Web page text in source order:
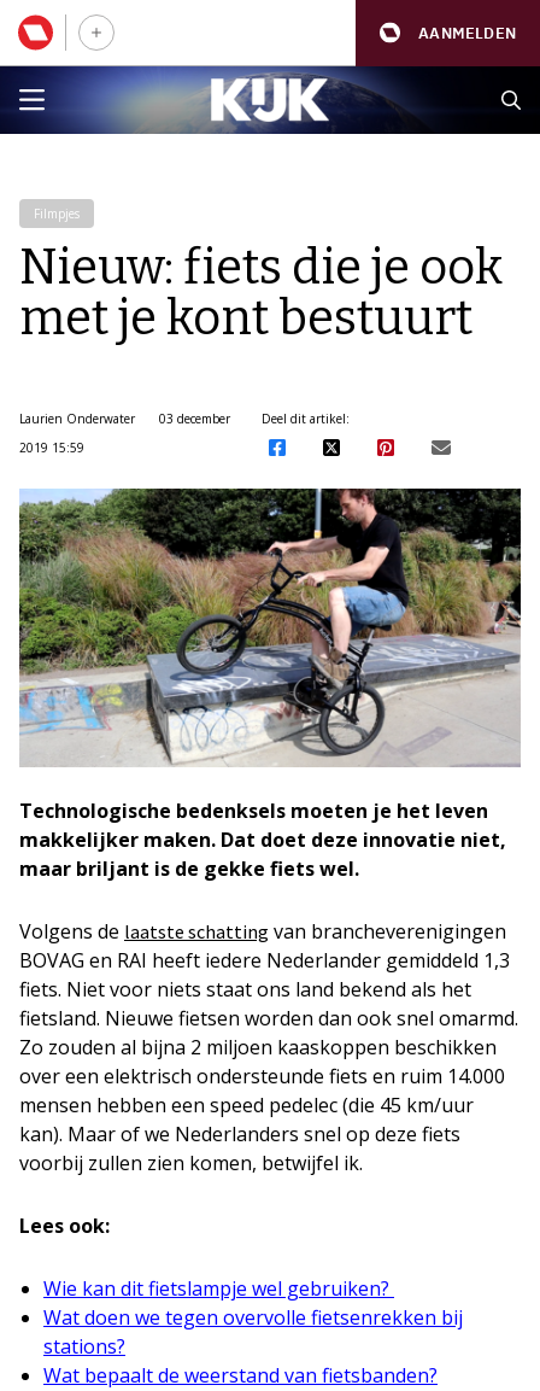
AANMELDEN
Filmpjes
Nieuw: fiets die je ook
met je kont bestuurt
Laurien Onderwater
03 december
2019 15:59
Deel dit artikel:
Technologische bedenksels moeten je het leven
makkelijker maken. Dat doet deze innovatie niet,
maar briljant is de gekke fiets wel.
Volgens de laatste schatting van brancheverenigingen
BOVAG en RAI heeft iedere Nederlander gemiddeld 1,3
fiets. Niet voor niets staat ons land bekend als het
fietsland. Nieuwe fietsen worden dan ook snel omarmd.
Zo zouden al bijna 2 miljoen kaaskoppen beschikken
over een elektrisch ondersteunde fiets en ruim 14.000
mensen hebben een speed pedelec (die 45 km/uur
kan). Maar of we Nederlanders snel op deze fiets
voorbij zullen zien komen, betwijfel ik.
Lees ook:
Wie kan dit fietslampje wel gebruiken?
Wat doen we tegen overvolle fietsenrekken bij
stations?
Wat bepaalt de weerstand van fietsbanden?